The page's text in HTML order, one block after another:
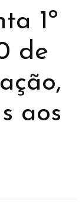
1º
de
aos